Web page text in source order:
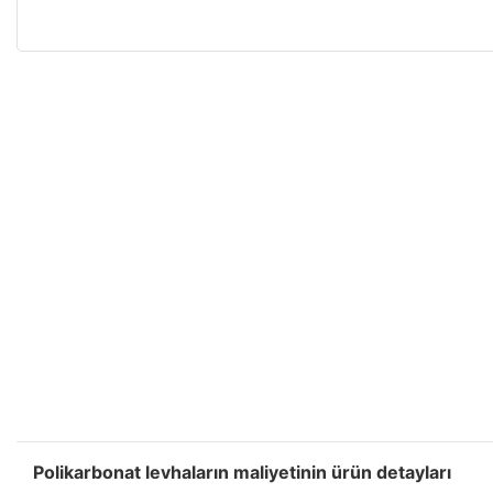
Polikarbonat levhaların maliyetinin ürün detayları